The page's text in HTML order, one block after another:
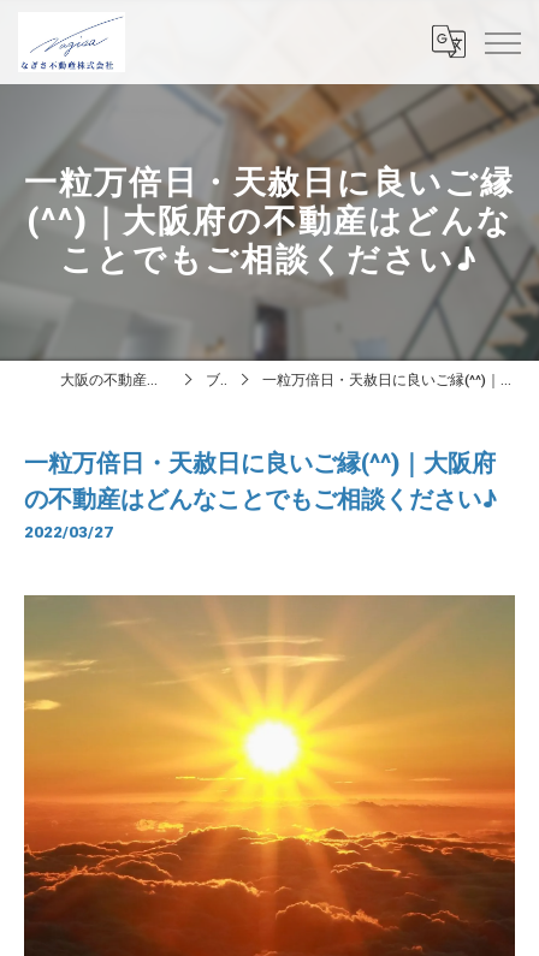
一粒万倍日・天赦日に良いご縁
(^^)｜大阪府の不動産はどんな
ことでもご相談ください♪
大阪の不動産はなぎさ不動産株式会社 ブログ 一粒万倍日・天赦日に良いご縁(^^)｜大阪府の不動産はどんなことでもご相談ください♪
一粒万倍日・天赦日に良いご縁(^^)｜大阪府
の不動産はどんなことでもご相談ください♪
2022/03/27